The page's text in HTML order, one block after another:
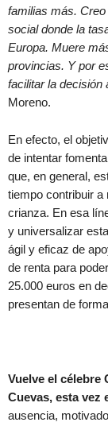
familias más.
social donde la
Europa. Muere
provincias. Y por
facilitar la decisión
Moreno.
En efecto, el
de intentar
que, en general,
tiempo contribuir
crianza. En esa
y universalizar
ágil y eficaz de
de renta para
25.000 euros en
presentan de
Vuelve el célebre
Cuevas, esta vez
ausencia,